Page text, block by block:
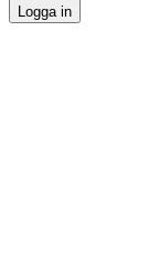
Logga in